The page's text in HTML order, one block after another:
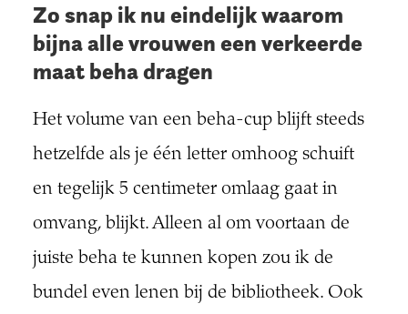
Zo snap ik nu eindelijk waarom
bijna alle vrouwen een verkeerde
maat beha dragen
Het volume van een beha-cup blijft steeds
hetzelfde als je één letter omhoog schuift
en tegelijk 5 centimeter omlaag gaat in
omvang, blijkt. Alleen al om voortaan de
juiste beha te kunnen kopen zou ik de
bundel even lenen bij de bibliotheek. Ook